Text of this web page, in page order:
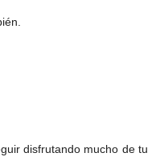
disfrutando mucho de tu